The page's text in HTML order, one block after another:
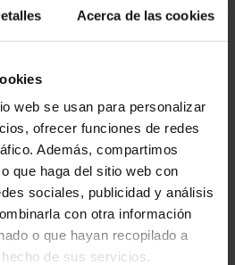
Acerca de las cookies
web se usan para personalizar
ofrecer funciones de redes
Además, compartimos
que haga del sitio web con
sociales, publicidad y análisis
con otra información
o que hayan recopilado a
de sus servicios.
sensori, comandi e
un uso sicuro e
normativa vigente.
aeroporti, retail, industria
offrendo soluzioni affidabili in
esigenti.